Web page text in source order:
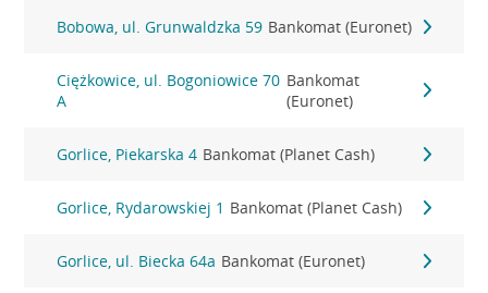
Bobowa, ul. Grunwaldzka 59 Bankomat (Euronet)
Ciężkowice, ul. Bogoniowice 70
A
Bankomat
(Euronet)
Gorlice, Piekarska 4 Bankomat (Planet Cash)
Gorlice, Rydarowskiej 1 Bankomat (Planet Cash)
Gorlice, ul. Biecka 64a Bankomat (Euronet)